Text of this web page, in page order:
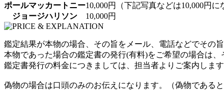
ポールマッカートニー10,000円（下記写真などは10,000円に
ジョージハリソン
10,000円
鑑定結果が本物の場合、その旨をメール、電話などでその旨
本物であった場合の鑑定書の発行(有料)をご希望の場合は、
鑑定書発行の料金につきましては、担当者よりご案内しま
偽物の場合は口頭のみのお伝えになります。（偽物である